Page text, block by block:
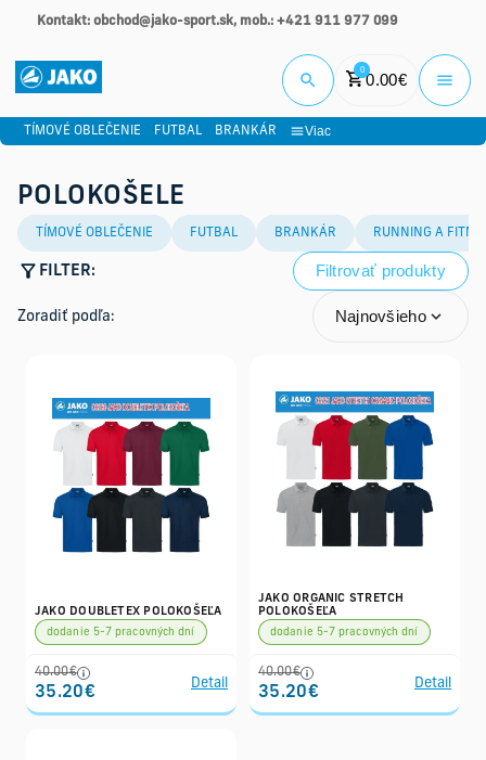
Kontakt: obchod@jako-sport.sk, mob.: +421 911 977 099
0
0.00€
TÍMOVÉ OBLEČENIE FUTBAL BRANKÁR Viac
POLOKOŠELE
TÍMOVÉ OBLEČENIE FUTBAL BRANKÁR RUNNING A
FILTER: Filtrovať produkty
Zoradiť podľa: Najnovšieho
JAKO DOUBLETEX POLOKOŠEĽA
dodanie 5-7 pracovných dní
40.00€
35.20€
Detail
JAKO ORGANIC STRETCH
POLOKOŠEĽA
dodanie 5-7 pracovných dní
40.00€
35.20€
Detail